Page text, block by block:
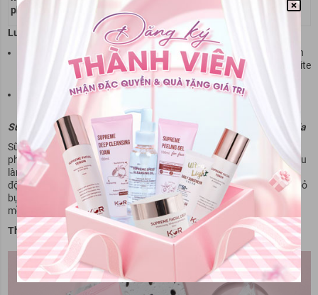
phong
hoặc không có tem.
Lưu ý:
Luôn mua sản phẩm tại các cửa hàng chính hãng hoặc nhà phân
phối uy tín (như các nhà thuốc, Shopee Mall, LazMall, hoặc website
La Roche-Posay chính thức).
Kiểm tra kỹ mã vạch và các chi tiết trên bao bì trước khi mua để
đảm bảo mua đúng sản phẩm thật.
Sữa rửa mặt Hàn Quốc
– Bí quyết làm sạch sâu và chăm sóc làn da
Sữa rửa mặt KOR là sản phẩm chăm sóc da đến từ thương hiệu mỹ
phẩm Hàn Quốc nổi tiếng, được thiết kế đặc biệt để đáp ứng nhu cầu
làm sạch và nuôi dưỡng làn da một cách toàn diện. Với công thức
độc quyền, sữa rửa mặt KOR mang lại hiệu quả làm sạch sâu, loại bỏ
bụi bẩn, dầu thừa, và lớp trang điểm, đồng thời giữ cho làn da luôn
mềm mại và khỏe mạnh.
Thành phần nổi bật trong sữa rửa mặt KOR bao gồm: